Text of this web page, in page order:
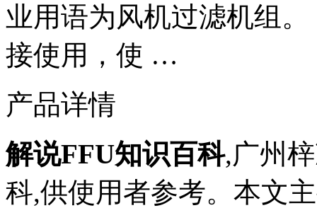
业用语为风机过滤机组
接使用，使 …
产品详情
解说FFU知识百科,广州
科,供使用者参考。本文